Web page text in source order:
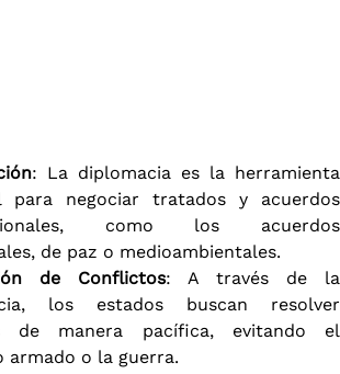
: La diplomacia es la herramienta
para negociar tratados y acuerdos
como los acuerdos
de paz o medioambientales.
de Conflictos: A través de la
los estados buscan resolver
de manera pacífica, evitando el
armado o la guerra.